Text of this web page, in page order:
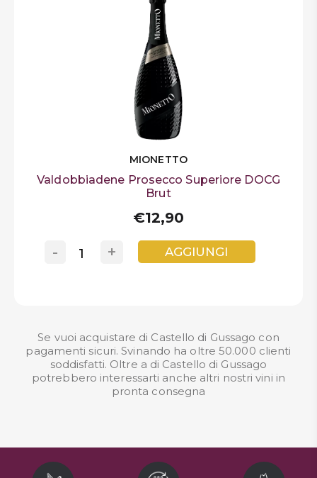
MIONETTO
Valdobbiadene Prosecco Superiore DOCG
Brut
€12,90
+
- AGGIUNGI
Se vuoi acquistare di Castello di Gussago con
pagamenti sicuri. Svinando ha oltre 50.000 clienti
soddisfatti. Oltre a di Castello di Gussago
potrebbero interessarti anche altri nostrivini in
pronta consegna